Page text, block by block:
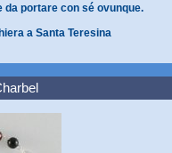
portare con sé ovunque.
a Santa Teresina